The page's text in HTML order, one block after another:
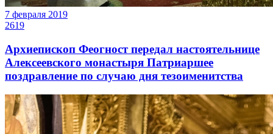
7 февраля 2019
2619
Архиепископ Феогност передал настоятельнице
Алексеевского монастыря Патриаршее
поздравление по случаю дня тезоименитства